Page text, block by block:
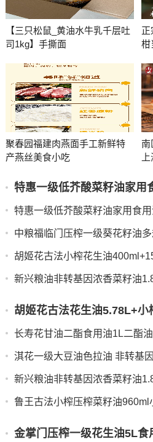
【三只松鼠_黄油水牛乳千层吐
司1kg】手撕面
正
柑
聚春园福建肉燕面手工新鲜特
产燕丝美食小吃
南
特惠一级低芥酸菜籽油家用
特惠一级低芥酸菜籽油家用食
中粮福临门压榨一级葵花籽油
胡姬花古法小榨花生油
新兴粮油非转基因浓香菜籽油
胡姬花古法花生油5.78L+
长寿花甘油二酯食用油1L二酯
淇花一级大豆油色拉油 非转基
新兴粮油非转基因浓香菜籽油
鲁王古法小榨压榨菜籽油960ml
金掌门压榨一级花生油5L食